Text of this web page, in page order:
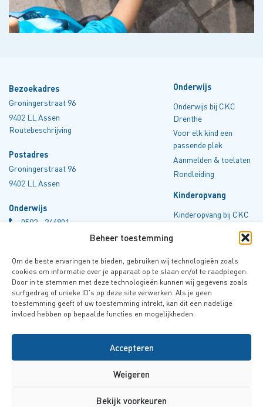
Beheer toestemming
Om de beste ervaringen te bieden, gebruiken wij technologieën zoals
cookies om informatie over je apparaat op te slaan en/of te raadplegen.
Door in te stemmen met deze technologieën kunnen wij gegevens zoals
surfgedrag of unieke ID's op deze site verwerken. Als je geen
toestemming geeft of uw toestemming intrekt, kan dit een nadelige
invloed hebben op bepaalde functies en mogelijkheden.
Accepteren
Weigeren
Bekijk voorkeuren
Bezoekadres
Groningerstraat 96
9402 LL Assen
Routebeschrijving
Postadres
Groningerstraat 96
9402 LL Assen
Onderwijs
0592 - 346801
Kinderopvang
0592- 409865
kinderopvang@ckcdrenthe.nl
Kvk 64509907
Onderwijs
Onderwijs bij CKC
Drenthe
Voor elk kind een
passende plek
Aanmelden & toelaten
Rondleiding
Kinderopvang
Kinderopvang bij CKC
Rondleiding
Spelregels
© 2026 Alle rechten gereserveerd